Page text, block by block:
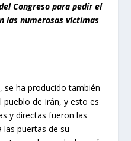
Congreso para pedir el
las numerosas víctimas
ha producido también
de Irán, y esto es
y directas fueron las
las puertas de su